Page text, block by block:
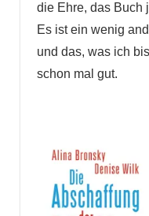
die Ehre, das Buch
Es ist ein wenig
und das, was ich
schon mal gut.